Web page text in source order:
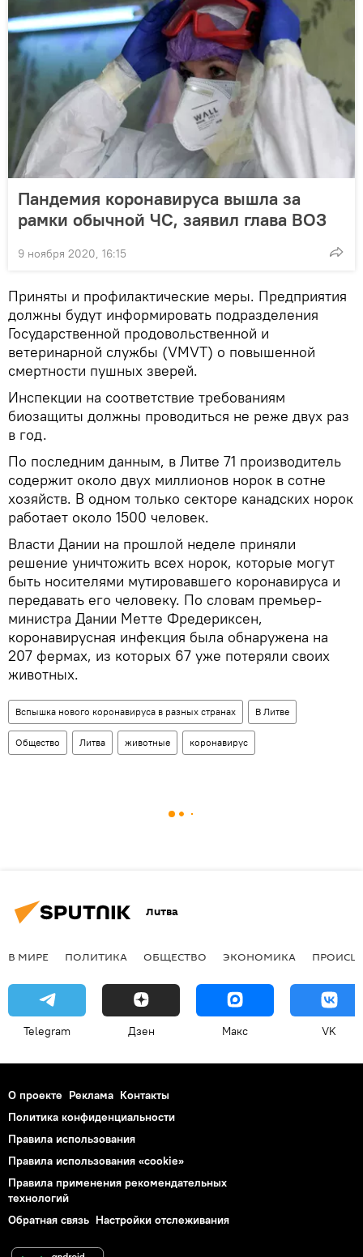
Пандемия коронавируса вышла за
рамки обычной ЧС, заявил глава ВОЗ
9 ноября 2020, 16:15
Приняты и профилактические меры. Предприятия
должны будут информировать подразделения
Государственной продовольственной и
ветеринарной службы (VMVT) о повышенной
смертности пушных зверей.
Инспекции на соответствие требованиям
биозащиты должны проводиться не реже двух раз
в год.
По последним данным, в Литве 71 производитель
содержит около двух миллионов норок в сотне
хозяйств. В одном только секторе канадских норок
работает около 1500 человек.
Власти Дании на прошлой неделе приняли
решение уничтожить всех норок, которые могут
быть носителями мутировавшего коронавируса и
передавать его человеку. По словам премьер-
министра Дании Метте Фредериксен,
коронавирусная инфекция была обнаружена на
207 фермах, из которых 67 уже потеряли своих
животных.
Вспышка нового коронавируса в разных странах В Литве
Общество Литва животные коронавирус
Литва
В МИРЕ ПОЛИТИКА ОБЩЕСТВО ЭКОНОМИКА
Telegram Дзен Макс VK
О проекте Реклама Контакты
Политика конфиденциальности
Правила использования
Правила использования «cookie»
Правила применения рекомендательных
технологий
Обратная связь Настройки отслеживания